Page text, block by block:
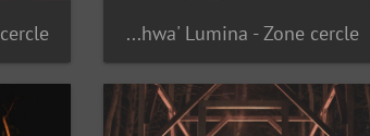
Onhwa' Lumina - Zone cercle